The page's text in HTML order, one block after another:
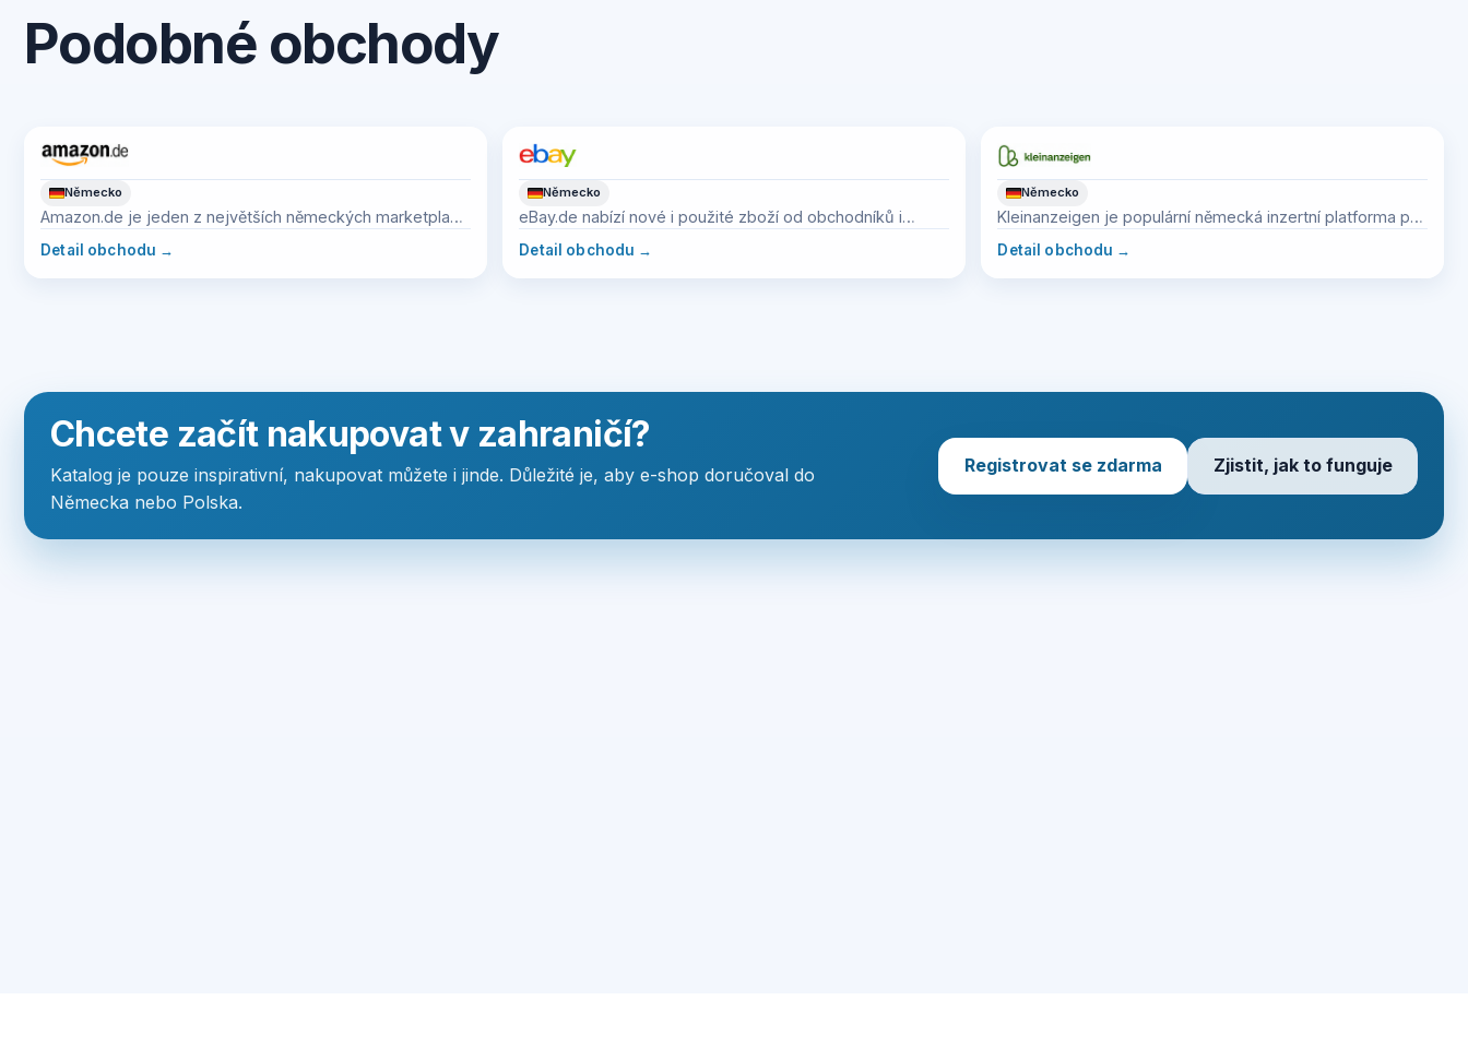
Podobné obchody
Německo
Amazon.de je jeden z největších německých marketplace
s velmi širokou nabídkou zboží.
Detail obchodu →
Německo
eBay.de nabízí nové i použité zboží od obchodníků i
soukromých prodejců.
Detail obchodu →
Německo
Kleinanzeigen je populární německá inzertní platforma pro
použité zboží.
Detail obchodu →
Chcete začít nakupovat v zahraničí?
Katalog je pouze inspirativní, nakupovat můžete i jinde. Důležité je, aby e-shop doručoval do
Německa nebo Polska.
Registrovat se zdarma Zjistit, jak to funguje